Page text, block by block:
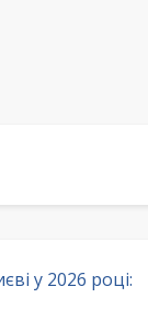
у 2026 році: